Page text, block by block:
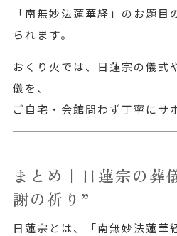
「南無妙法蓮華経」のお題
られます。
おくり火では、日蓮宗の儀式
儀を、
ご自宅・会館問わず丁寧にサ
まとめ｜日蓮宗の葬
謝の祈り”
日蓮宗とは、「南無妙法蓮華